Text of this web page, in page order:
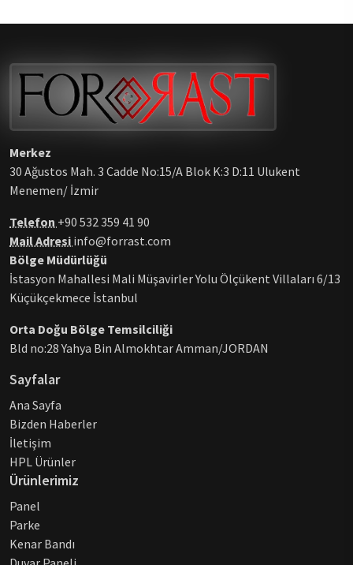
Merkez
30 Ağustos Mah. 3 Cadde No:15/A Blok K:3 D:11 Ulukent
Menemen/ İzmir
Telefon +90 532 359 41 90
Mail Adresi info@forrast.com
Bölge Müdürlüğü
İstasyon Mahallesi Mali Müşavirler Yolu Ölçükent Villaları 6/13
Küçükçekmece İstanbul
Orta Doğu Bölge Temsilciliği
Bld no:28 Yahya Bin Almokhtar Amman/JORDAN
Sayfalar
Ana Sayfa
Bizden Haberler
İletişim
HPL Ürünler
Ürünlerimiz
Panel
Parke
Kenar Bandı